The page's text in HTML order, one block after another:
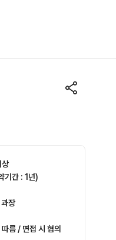
상
기간 : 1년)
장
름 / 면접 시 협의